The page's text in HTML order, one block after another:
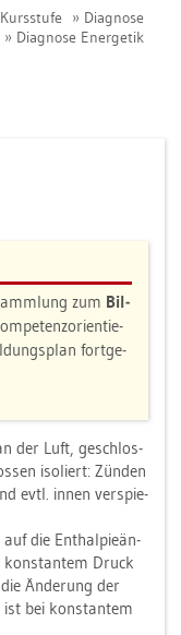
Dia­gno­se
Dia­gno­se En­er­ge­tik
zum Bil­
fort­ge­
der Luft, ge­schlos­
iso­liert: Zün­den
evtl. innen ver­spie­
auf die Ent­hal­pie­än­
kon­stan­tem Druck
Än­de­rung der
ist bei kon­stan­tem